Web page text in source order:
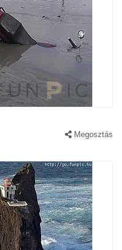
Megosztás